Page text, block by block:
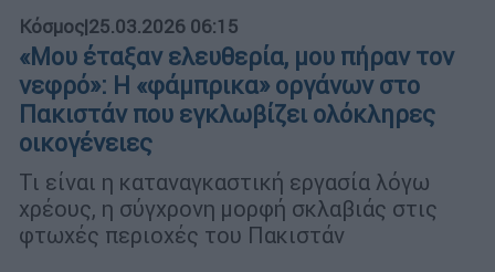
Κόσμος|25.03.2026 06:15
«Μου έταξαν ελευθερία, μου πήραν τον
νεφρό»: Η «φάμπρικα» οργάνων στο
Πακιστάν που εγκλωβίζει ολόκληρες
οικογένειες
Τι είναι η καταναγκαστική εργασία λόγω
χρέους, η σύγχρονη μορφή σκλαβιάς στις
φτωχές περιοχές του Πακιστάν